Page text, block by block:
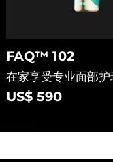
FAQ™ 102
在家享受专业面部护
US$ 590